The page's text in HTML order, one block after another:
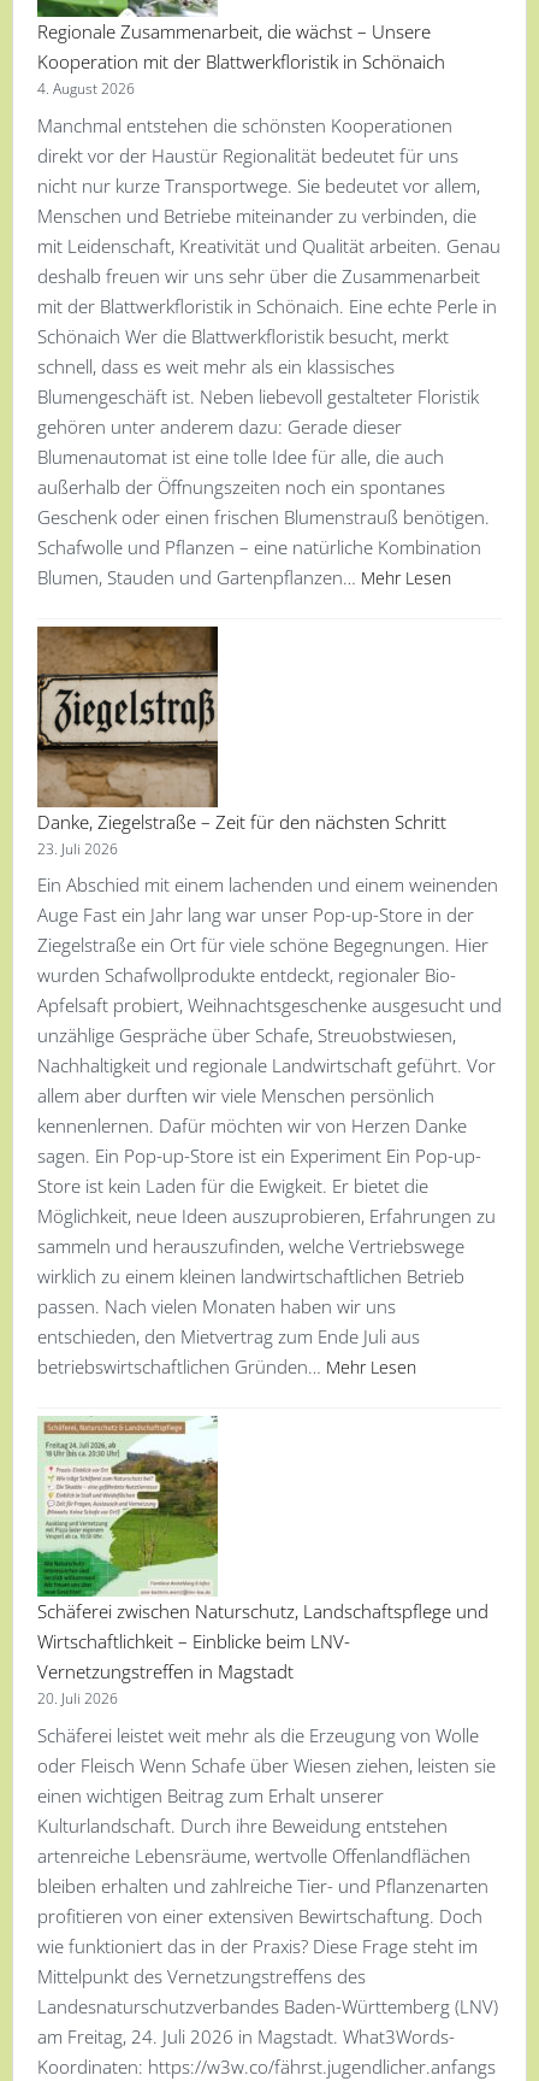
Regionale Zusammenarbeit, die wächst – Unsere
Kooperation mit der Blattwerkfloristik in Schönaich
4. August 2026
Manchmal entstehen die schönsten Kooperationen
direkt vor der Haustür Regionalität bedeutet für uns
nicht nur kurze Transportwege. Sie bedeutet vor allem,
Menschen und Betriebe miteinander zu verbinden, die
mit Leidenschaft, Kreativität und Qualität arbeiten. Genau
deshalb freuen wir uns sehr über die Zusammenarbeit
mit der Blattwerkfloristik in Schönaich. Eine echte Perle in
Schönaich Wer die Blattwerkfloristik besucht, merkt
schnell, dass es weit mehr als ein klassisches
Blumengeschäft ist. Neben liebevoll gestalteter Floristik
gehören unter anderem dazu: Gerade dieser
Blumenautomat ist eine tolle Idee für alle, die auch
außerhalb der Öffnungszeiten noch ein spontanes
Geschenk oder einen frischen Blumenstrauß benötigen.
Schafwolle und Pflanzen – eine natürliche Kombination
Blumen, Stauden und Gartenpflanzen… Mehr Lesen
Danke, Ziegelstraße – Zeit für den nächsten Schritt
23. Juli 2026
Ein Abschied mit einem lachenden und einem weinenden
Auge Fast ein Jahr lang war unser Pop-up-Store in der
Ziegelstraße ein Ort für viele schöne Begegnungen. Hier
wurden Schafwollprodukte entdeckt, regionaler Bio-
Apfelsaft probiert, Weihnachtsgeschenke ausgesucht und
unzählige Gespräche über Schafe, Streuobstwiesen,
Nachhaltigkeit und regionale Landwirtschaft geführt. Vor
allem aber durften wir viele Menschen persönlich
kennenlernen. Dafür möchten wir von Herzen Danke
sagen. Ein Pop-up-Store ist ein Experiment Ein Pop-up-
Store ist kein Laden für die Ewigkeit. Er bietet die
Möglichkeit, neue Ideen auszuprobieren, Erfahrungen zu
sammeln und herauszufinden, welche Vertriebswege
wirklich zu einem kleinen landwirtschaftlichen Betrieb
passen. Nach vielen Monaten haben wir uns
entschieden, den Mietvertrag zum Ende Juli aus
betriebswirtschaftlichen Gründen… Mehr Lesen
Schäferei zwischen Naturschutz, Landschaftspflege und
Wirtschaftlichkeit – Einblicke beim LNV-
Vernetzungstreffen in Magstadt
20. Juli 2026
Schäferei leistet weit mehr als die Erzeugung von Wolle
oder Fleisch Wenn Schafe über Wiesen ziehen, leisten sie
einen wichtigen Beitrag zum Erhalt unserer
Kulturlandschaft. Durch ihre Beweidung entstehen
artenreiche Lebensräume, wertvolle Offenlandflächen
bleiben erhalten und zahlreiche Tier- und Pflanzenarten
profitieren von einer extensiven Bewirtschaftung. Doch
wie funktioniert das in der Praxis? Diese Frage steht im
Mittelpunkt des Vernetzungstreffens des
Landesnaturschutzverbandes Baden-Württemberg (LNV)
am Freitag, 24. Juli 2026 in Magstadt. What3Words-
Koordinaten: https://w3w.co/fährst.jugendlicher.anfangs